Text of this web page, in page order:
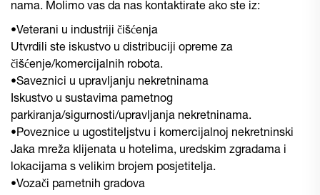
nama. Molimo vas da nas kontaktirate ako ste iz:
•Veterani u industriji čišćenja
Utvrdili ste iskustvo u distribuciji opreme za
čišćenje/komercijalnih robota.
•Saveznici u upravljanju nekretninama
Iskustvo u sustavima pametnog
parkiranja/sigurnosti/upravljanja nekretninama.
•Poveznice u ugostiteljstvu i komercijalnoj nekretninski
Jaka mreža klijenata u hotelima, uredskim zgradama i
lokacijama s velikim brojem posjetitelja.
•Vozači pametnih gradova